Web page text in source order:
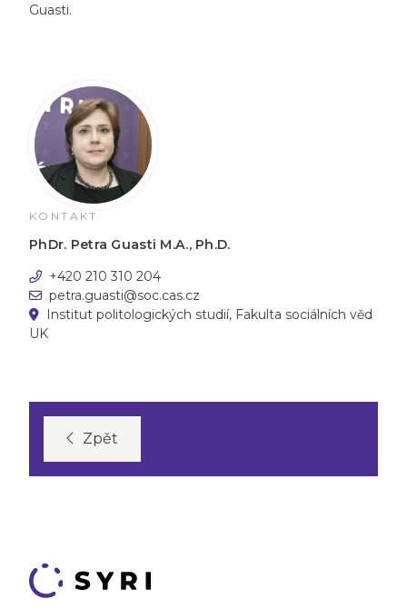
Guasti.
KONTAKT
PhDr. Petra Guasti M.A., Ph.D.
+420 210 310 204
petra.guasti@soc.cas.cz
Institut politologických studií, Fakulta sociálních věd
UK
Zpět